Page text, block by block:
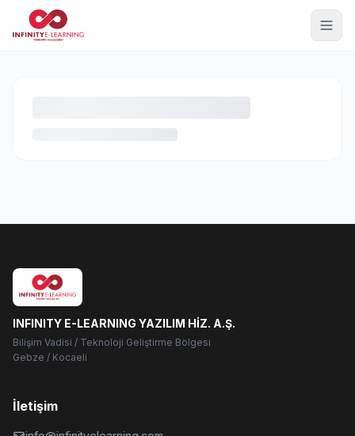
INFINITY E-LEARNING YAZILIM HİZ. A.Ş.
Bilişim Vadisi / Teknoloji Geliştirme Bölgesi
Gebze / Kocaeli
İletişim